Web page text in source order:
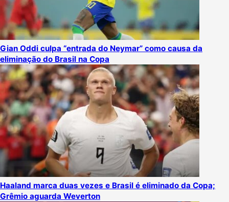
Gian Oddi culpa “entrada do Neymar” como causa da
eliminação do Brasil na Copa
Haaland marca duas vezes e Brasil é eliminado da Copa;
Grêmio aguarda Weverton